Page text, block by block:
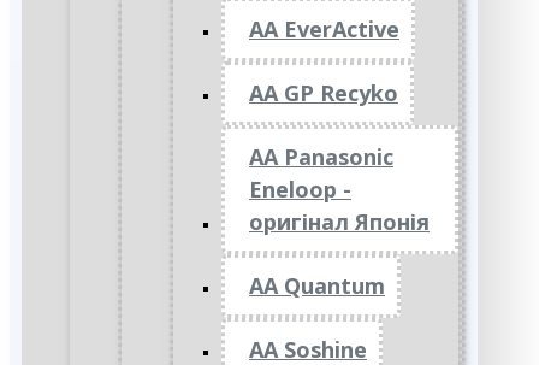
AA EverActive
AA GP Recyko
AA Panasonic
Eneloop -
оригінал Японія
AA Quantum
AA Soshine